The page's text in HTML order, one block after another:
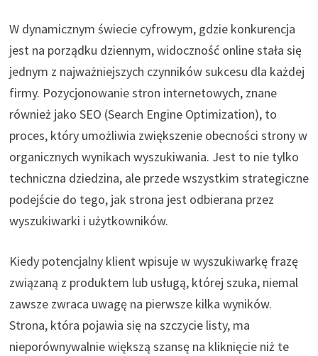
W dynamicznym świecie cyfrowym, gdzie konkurencja
jest na porządku dziennym, widoczność online stała się
jednym z najważniejszych czynników sukcesu dla każdej
firmy. Pozycjonowanie stron internetowych, znane
również jako SEO (Search Engine Optimization), to
proces, który umożliwia zwiększenie obecności strony w
organicznych wynikach wyszukiwania. Jest to nie tylko
techniczna dziedzina, ale przede wszystkim strategiczne
podejście do tego, jak strona jest odbierana przez
wyszukiwarki i użytkowników.
Kiedy potencjalny klient wpisuje w wyszukiwarkę frazę
związaną z produktem lub usługą, której szuka, niemal
zawsze zwraca uwagę na pierwsze kilka wyników.
Strona, która pojawia się na szczycie listy, ma
nieporównywalnie większą szansę na kliknięcie niż te